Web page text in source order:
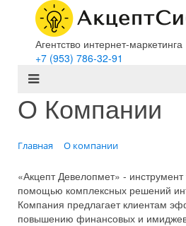
Агентство интернет-маркетинга
+7 (953) 786-32-91
О Компании
Главная О компании
«Акцепт Девелопмет» -
помощью комплексных решений
Компания предлагает клиентам
повышению финансовых и